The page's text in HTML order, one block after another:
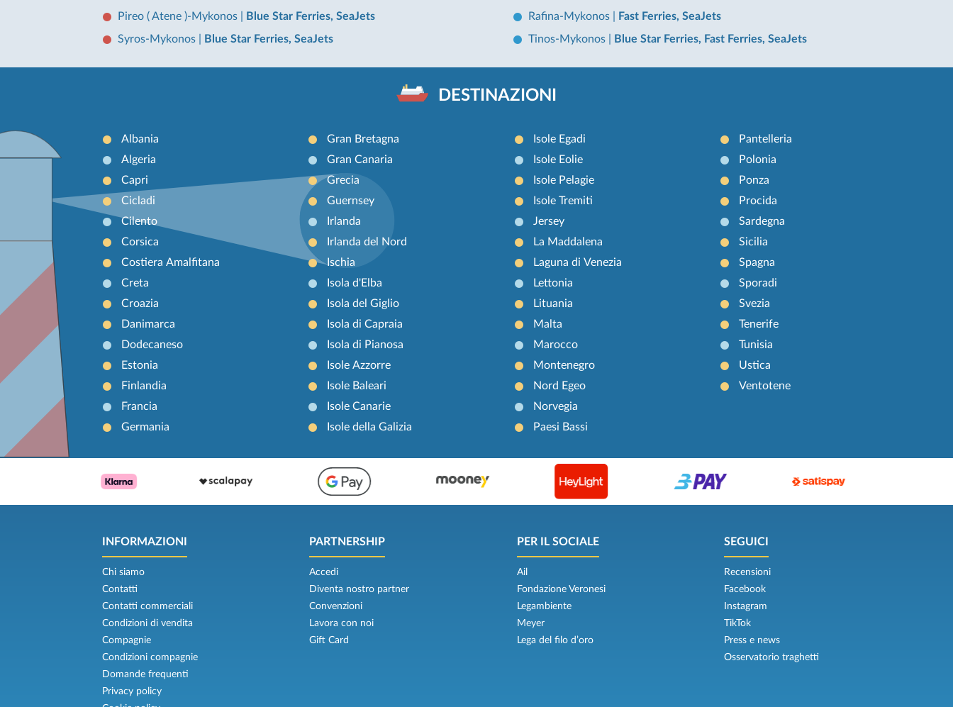
Pireo ( Atene )-Mykonos
Blue Star Ferries, SeaJets Rafina-Mykonos
Fast Ferries, SeaJets
Syros-Mykonos
Blue Star Ferries, SeaJets Tinos-Mykonos Blue Star Ferries, Fast Ferries, SeaJets
DESTINAZIONI
Albania
Algeria
Capri
Cicladi
Cilento
Corsica
Costiera Amalfitana
Creta
Croazia
Danimarca
Dodecaneso
Estonia
Finlandia
Francia
Germania
Gran Bretagna
Gran Canaria
Grecia
Guernsey
Irlanda
Irlanda del Nord
Ischia
Isola d'Elba
Isola del Giglio
Isola di Capraia
Isola di Pianosa
Isole Azzorre
Isole Baleari
Isole Canarie
Isole della Galizia
Isole Egadi
Isole Eolie
Isole Pelagie
Isole Tremiti
Jersey
La Maddalena
Laguna di Venezia
Lettonia
Lituania
Malta
Marocco
Montenegro
Nord Egeo
Norvegia
Paesi Bassi
Pantelleria
Polonia
Ponza
Procida
Sardegna
Sicilia
Spagna
Sporadi
Svezia
Tenerife
Tunisia
Ustica
Ventotene
INFORMAZIONI
Chi siamo
Contatti
Contatti commerciali
Condizioni di vendita
Compagnie
Condizioni compagnie
Domande frequenti
Privacy policy
PARTNERSHIP
Accedi
Diventa nostro partner
Convenzioni
Lavora con noi
Gift Card
PER IL SOCIALE
Ail
Fondazione Veronesi
Legambiente
Meyer
Lega del filo d’oro
SEGUICI
Recensioni
Facebook
Instagram
TikTok
Press e news
Osservatorio traghetti